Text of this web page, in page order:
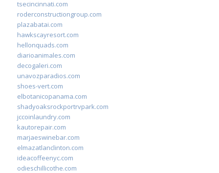
tsecincinnati.com
roderconstructiongroup.com
plazabatai.com
hawkscayresort.com
hellonquads.com
diarioanimales.com
decogaleri.com
unavozparadios.com
shoes-vert.com
elbotanicopanama.com
shadyoaksrockportrvpark.com
jccoinlaundry.com
kautorepair.com
marjaeswinebar.com
elmazatlanclinton.com
ideacoffeenyc.com
odieschillicothe.com